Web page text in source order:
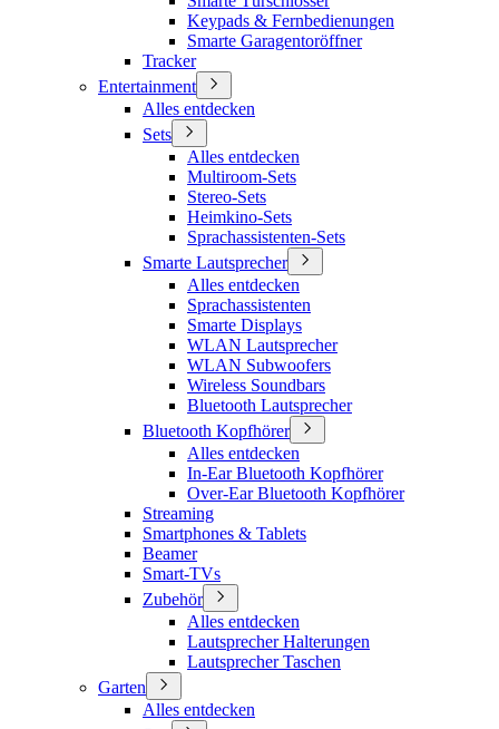
Keypads & Fernbedienungen
Smarte Garagentoröffner
Tracker
Entertainment
Alles entdecken
Sets
Alles entdecken
Multiroom-Sets
Stereo-Sets
Heimkino-Sets
Sprachassistenten-Sets
Smarte Lautsprecher
Alles entdecken
Sprachassistenten
Smarte Displays
WLAN Lautsprecher
WLAN Subwoofers
Wireless Soundbars
Bluetooth Lautsprecher
Bluetooth Kopfhörer
Alles entdecken
In-Ear Bluetooth Kopfhörer
Over-Ear Bluetooth Kopfhörer
Streaming
Smartphones & Tablets
Beamer
Smart-TVs
Zubehör
Alles entdecken
Lautsprecher Halterungen
Lautsprecher Taschen
Garten
Alles entdecken